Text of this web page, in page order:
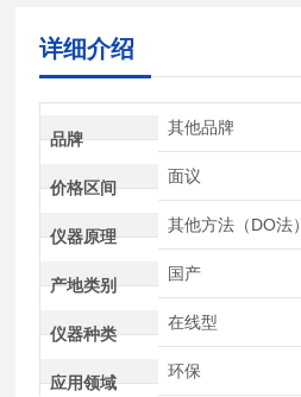
详细介绍
品牌
其他品牌
价格区间
面议
仪器原理
其他方法（DO法）
产地类别
国产
仪器种类
在线型
应用领域
环保